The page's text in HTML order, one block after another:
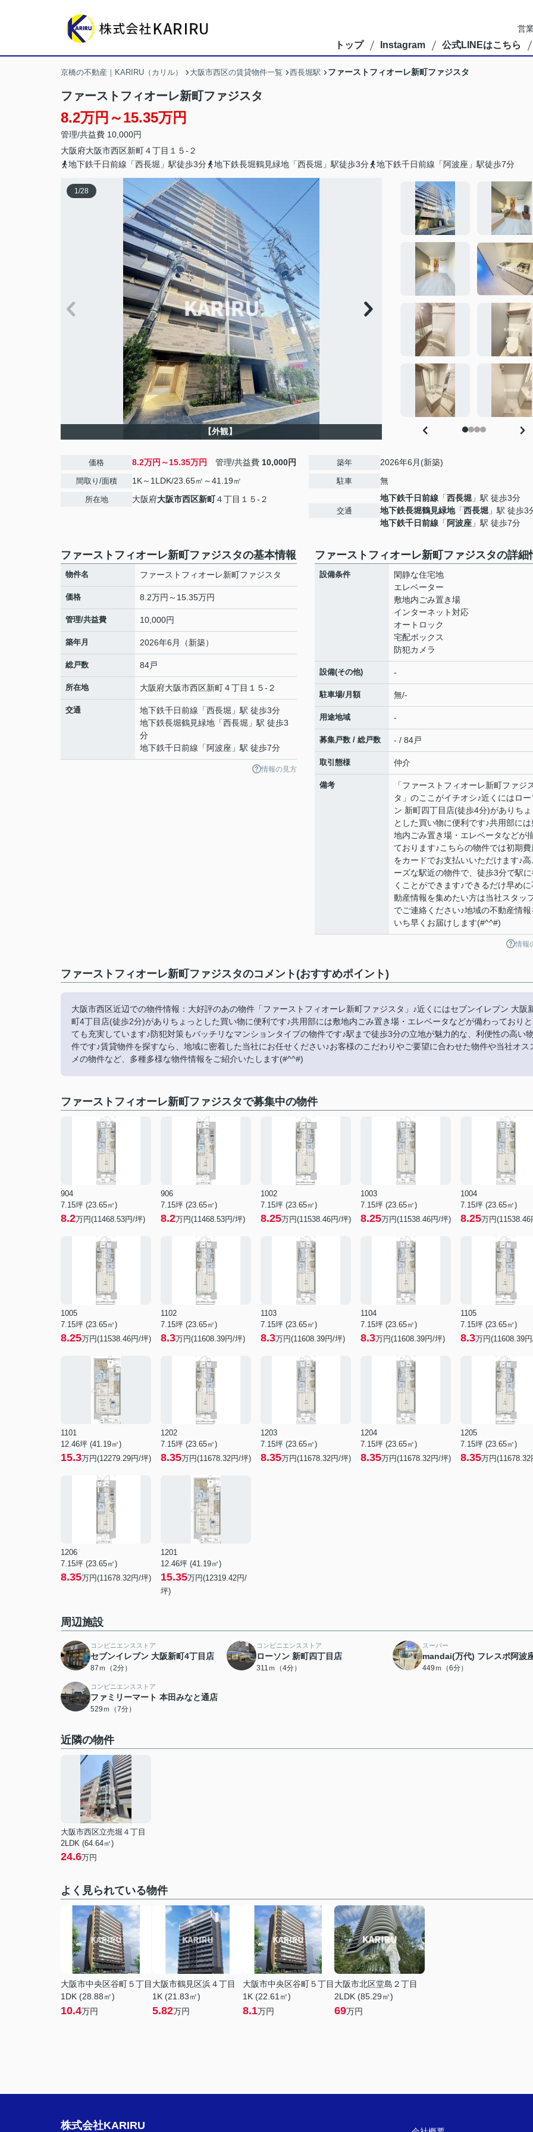
営
トップ Instagram 公式LINEはこちら
京橋の不動産｜KARIRU（カリル） 大阪市西区の賃貸物件一覧 西長堀駅 ファーストフィオーレ新町ファジスタ
ファーストフィオーレ新町ファジスタ
8.2万円～15.35万円
管理/共益費 10,000円
大阪府大阪市西区新町４丁目１５-２
地下鉄千日前線「西長堀」駅徒歩3分
地下鉄長堀鶴見緑地「西長堀」駅徒歩3分 地下鉄千日前線「阿波座」駅徒歩7分
1/28
【外観】
価格 8.2万円～15.35万円 管理/共益費 10,000円
間取り/面積 1K～1LDK/23.65㎡～41.19㎡
所在地 大阪府大阪市西区新町４丁目１５-２
築年 2026年6月(新築)
駐車 無
交通
地下鉄千日前線 「西長堀 」駅 徒歩3分
地下鉄長堀鶴見緑地「西長堀 」駅 徒歩3
地下鉄千日前線 「 阿波座 」駅 徒歩7分
ファーストフィオーレ新町ファジスタの基本情報
物件名 ファーストフィオーレ新町ファジスタ
価格 8.2万円～15.35万円
管理/共益費 10,000円
築年月 2026年6月（新築）
総戸数 84戸
所在地 大阪府大阪市西区新町４丁目１５-２
交通 地下鉄千日前線 「西長堀 」駅 徒歩3分
地下鉄長堀鶴見緑地 「西長堀 」駅 徒歩3
分
地下鉄千日前線 「 阿波座 」駅 徒歩7分
情報の見方
ファーストフィオーレ新町ファジスタの詳細
設備条件
閑静な住宅地
エレベーター
敷地内ごみ置き場
インターネット対応
オートロック
宅配ボックス
防犯カメラ
設備(その他) -
駐車場/月額 無/-
用途地域 -
募集戸数 / 総戸数 - / 84戸
取引態様 仲介
備考
「ファーストフィオーレ新町ファジ
タ」のここがイチオシ♪近くにはロー
ン 新町四丁目店(徒歩4分)がありち
とした買い物に便利です♪共用部には
地内ごみ置き場・エレベータなどが
ております♪こちらの物件では初期費
をカードでお支払いいただけます♪高
ーズな駅近の物件で、徒歩3分で駅
くことができます♪できるだけ早めに
動産情報を集めたい方は当社スタッ
でご連絡ください♪地域の不動産情報
いち早くお届けします(#^^#)
情報
ファーストフィオーレ新町ファジスタのコメント(おすすめポイント)
大阪市西区近辺での物件情報：大好評のあの物件「ファーストフィオーレ新町ファジスタ」♪近くにはセブンイレブン 大阪
町4丁目店(徒歩2分)がありちょっとした買い物に便利です♪共用部には敷地内ごみ置き場・エレベータなどが備わっておりと
ても充実しています♪防犯対策もバッチリなマンションタイプの物件です♪駅まで徒歩3分の立地が魅力的な、利便性の高い
件です♪賃貸物件を探すなら、地域に密着した当社にお任せください♪お客様のこだわりやご要望に合わせた物件や当社オス
メの物件など、多種多様な物件情報をご紹介いたします(#^^#)
ファーストフィオーレ新町ファジスタで募集中の物件
904
7.15坪 (23.65㎡)
8.2万円(11468.53円/坪)
906
7.15坪 (23.65㎡)
8.2万円(11468.53円/坪)
1002
7.15坪 (23.65㎡)
8.25万円(11538.46円/坪)
1003
7.15坪 (23.65㎡)
8.25万円(11538.46円/坪)
1004
7.15坪 (23.65㎡)
8.25万円(11538.46
1005
7.15坪 (23.65㎡)
8.25万円(11538.46円/坪)
1102
7.15坪 (23.65㎡)
8.3万円(11608.39円/坪)
1103
7.15坪 (23.65㎡)
8.3万円(11608.39円/坪)
1104
7.15坪 (23.65㎡)
8.3万円(11608.39円/坪)
1105
7.15坪 (23.65㎡)
8.3万円(11608.39
1101
12.46坪 (41.19㎡)
15.3万円(12279.29円/坪)
1202
7.15坪 (23.65㎡)
8.35万円(11678.32円/坪)
1203
7.15坪 (23.65㎡)
8.35万円(11678.32円/坪)
1204
7.15坪 (23.65㎡)
8.35万円(11678.32円/坪)
1205
7.15坪 (23.65㎡)
8.35万円(11678.32
1206
7.15坪 (23.65㎡)
8.35万円(11678.32円/坪)
1201
12.46坪 (41.19㎡)
15.35万円(12319.42円/
坪)
周辺施設
コンビニエンスストア
セブンイレブン 大阪新町4丁目店
87ｍ（2分）
コンビニエンスストア
ローソン 新町四丁目店
311ｍ（4分）
スーパー
mandai(万代) フレスポ阿波
449ｍ（6分）
コンビニエンスストア
ファミリーマート 本田みなと通店
529ｍ（7分）
近隣の物件
大阪市西区立売堀４丁目
2LDK (64.64㎡)
24.6万円
よく見られている物件
大阪市中央区谷町５丁目
1DK (28.88㎡)
10.4万円
大阪市鶴見区浜４丁目
1K (21.83㎡)
5.82万円
大阪市中央区谷町５丁目
1K (22.61㎡)
8.1万円
大阪市北区堂島２丁目
2LDK (85.29㎡)
69万円
株式会社KARIRU